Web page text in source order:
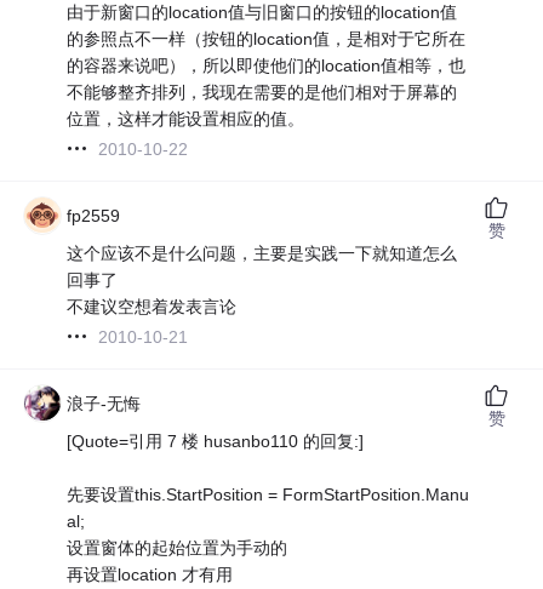
由于新窗口的location值与旧窗口的按钮的location值
的参照点不一样（按钮的location值，是相对于它所在
的容器来说吧），所以即使他们的location值相等，也
不能够整齐排列，我现在需要的是他们相对于屏幕的
位置，这样才能设置相应的值。
2010-10-22
fp2559
这个应该不是什么问题，主要是实践一下就知道怎么
回事了
不建议空想着发表言论
2010-10-21
赞
浪子-无悔
[Quote=引用 7 楼 husanbo110 的回复:]
先要设置this.StartPosition = FormStartPosition.Manu
al;
设置窗体的起始位置为手动的
再设置location 才有用
赞